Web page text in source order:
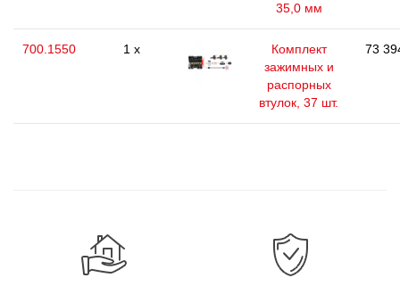
35,0 мм
700.1550 1 x
Комплект
зажимных и
распорных
втулок, 37 шт.
73